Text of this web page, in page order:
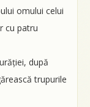
omului celui
cu patru
după
trupurile